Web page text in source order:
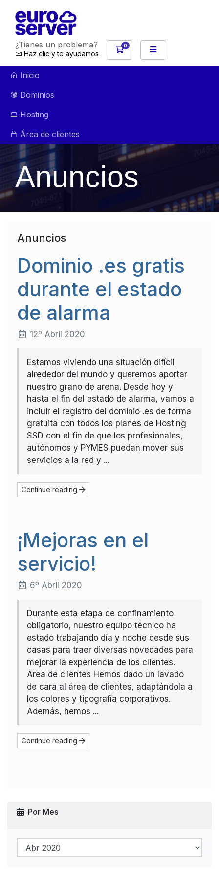
¿Tienes un problema?
Haz clic y te ayudamos
0
Carro de Pedidos
Inicio
Dominios
Hosting
Área de clientes
Anuncios
Anuncios
Dominio .es gratis
durante el estado
de alarma
12º Abril 2020
Estamos viviendo una situación difícil
alrededor del mundo y queremos aportar
nuestro grano de arena. Desde hoy y
hasta el fin del estado de alarma, vamos a
incluir el registro del dominio .es de forma
gratuita con todos los planes de Hosting
SSD con el fin de que los profesionales,
autónomos y PYMES puedan mover sus
servicios a la red y ...
Continue reading
¡Mejoras en el
servicio!
6º Abril 2020
Durante esta etapa de confinamiento
obligatorio, nuestro equipo técnico ha
estado trabajando día y noche desde sus
casas para traer diversas novedades para
mejorar la experiencia de los clientes.
Área de clientes Hemos dado un lavado
de cara al área de clientes, adaptándola a
los colores y tipografía corporativos.
Además, hemos ...
Continue reading
Por Mes